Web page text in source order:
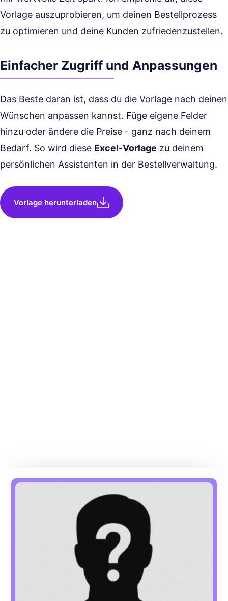
Vorlage auszuprobieren, um deinen Bestellprozess
zu optimieren und deine Kunden zufriedenzustellen.
Einfacher Zugriff und Anpassungen
Das Beste daran ist, dass du die Vorlage nach deinen
Wünschen anpassen kannst. Füge eigene Felder
hinzu oder ändere die Preise - ganz nach deinem
Bedarf. So wird diese Excel-Vorlage zu deinem
persönlichen Assistenten in der Bestellverwaltung.
Vorlage herunterladen